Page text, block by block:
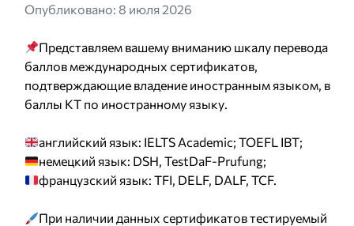
Опубликовано: 8 июля 2026
Представляем вашему вниманию шкалу перевода
баллов международных сертификатов,
подтверждающие владение иностранным языком, в
баллы КТ по иностранному языку.
английский язык: IELTS Academic; TOEFL IBT;
немецкий язык: DSH, TestDaF-Prufung;
французский язык: TFI, DELF, DALF, TCF.
При наличии данных сертификатов тестируемый